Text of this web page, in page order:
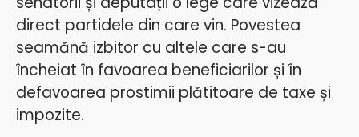
direct partidele din care vin. Povestea
seamănă izbitor cu altele care s-au
încheiat în favoarea beneficiarilor și în
defavoarea prostimii plătitoare de taxe și
impozite.